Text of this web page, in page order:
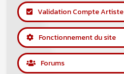
Validation Compte Artiste
Fonctionnement du site
Forums